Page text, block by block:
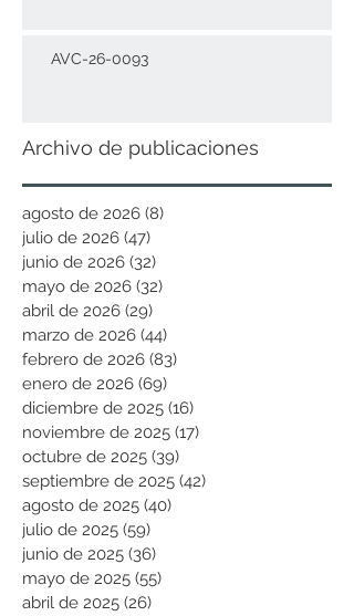
AVC-26-0093
Archivo de publicaciones
agosto de 2026 (8)
julio de 2026 (47)
junio de 2026 (32)
mayo de 2026 (32)
abril de 2026 (29)
marzo de 2026 (44)
febrero de 2026 (83)
enero de 2026 (69)
diciembre de 2025 (16)
noviembre de 2025 (17)
octubre de 2025 (39)
septiembre de 2025 (42)
agosto de 2025 (40)
julio de 2025 (59)
junio de 2025 (36)
mayo de 2025 (55)
abril de 2025 (26)